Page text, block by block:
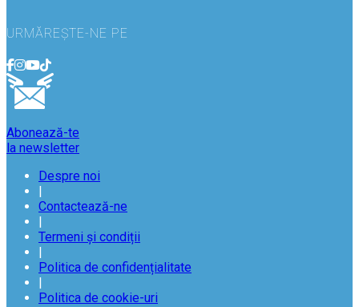
URMĂREȘTE-NE PE
Abonează-te
la newsletter
Despre noi
Contactează-ne
Termeni și condiții
Politica de confidențialitate
Politica de cookie-uri